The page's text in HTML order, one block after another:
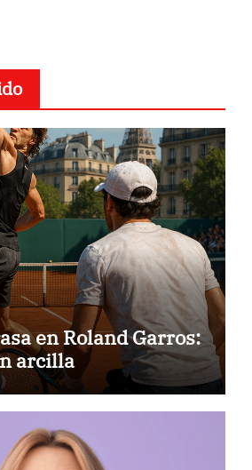
en Roland Garros:
arcilla